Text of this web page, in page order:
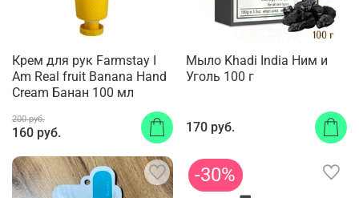
Крем для рук Farmstay I
Am Real fruit Banana Hand
Cream Банан 100 мл
200 руб.
160 руб.
Мыло Khadi India Ним и
Уголь 100 г
170 руб.
-30%